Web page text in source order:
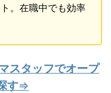
。在職中でも効率
スタッフでオープ
す⇒